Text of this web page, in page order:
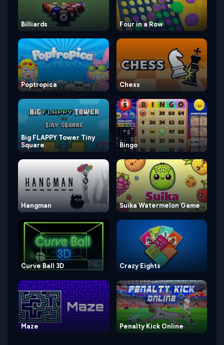
Billiards Four in a Row
Poptropica Chess
Big FLAPPY Tower Tiny
Square
Bingo
Hangman Suika Watermelon Game
Curve Ball 3D Crazy Eights
Maze Penalty Kick Online